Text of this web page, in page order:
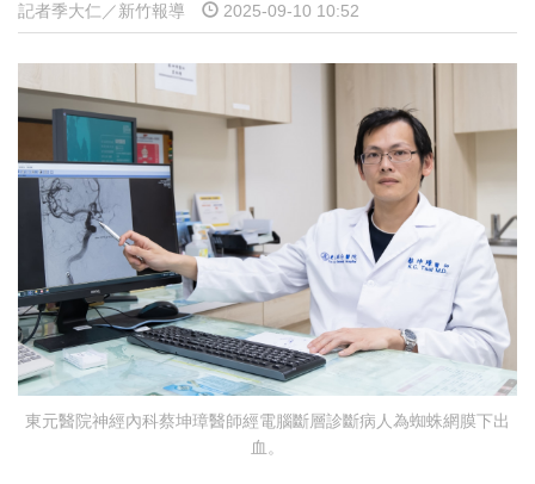
記者季大仁／新竹報導 2025-09-10 10:52
東元醫院神經內科蔡坤璋醫師經電腦斷層診斷病人為蜘蛛網膜下出
血。